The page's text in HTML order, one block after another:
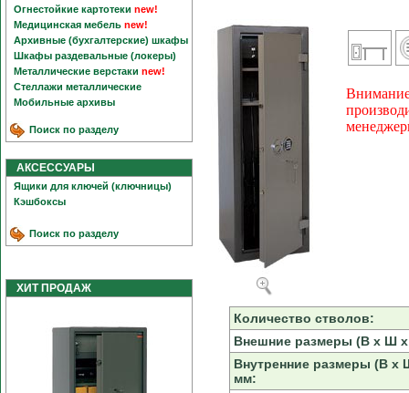
Огнестойкие картотеки new!
Медицинская мебель new!
Архивные (бухгалтерские) шкафы
Шкафы раздевальные (локеры)
Металлические верстаки new!
Стеллажи металлические
Мобильные архивы
Поиск по разделу
АКСЕССУАРЫ
Ящики для ключей (ключницы)
Кэшбоксы
Поиск по разделу
ХИТ ПРОДАЖ
Количество стволов:
Внешние размеры (В х Ш
Внутренние размеры (В х
мм: